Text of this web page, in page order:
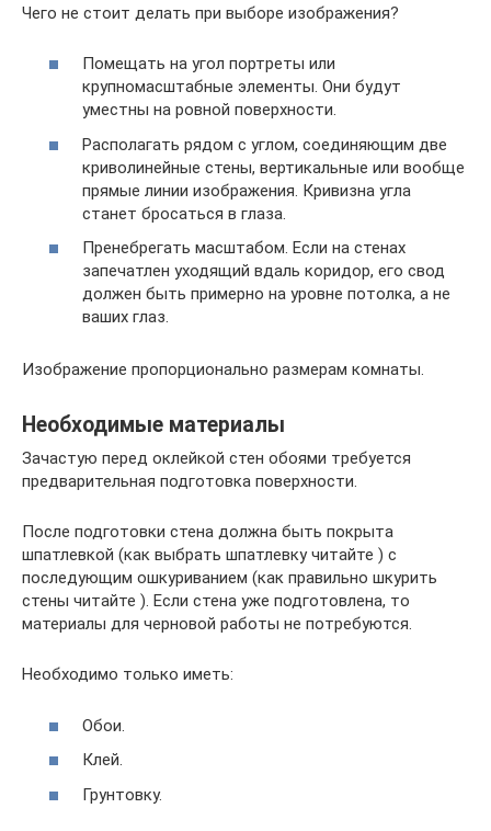
Чего не стоит делать при выборе изображения?
Помещать на угол портреты или
крупномасштабные элементы. Они будут
уместны на ровной поверхности.
Располагать рядом с углом, соединяющим две
криволинейные стены, вертикальные или вообще
прямые линии изображения. Кривизна угла
станет бросаться в глаза.
Пренебрегать масштабом. Если на стенах
запечатлен уходящий вдаль коридор, его свод
должен быть примерно на уровне потолка, а не
ваших глаз.
Изображение пропорционально размерам комнаты.
Необходимые материалы
Зачастую перед оклейкой стен обоями требуется
предварительная подготовка поверхности.
После подготовки стена должна быть покрыта
шпатлевкой (как выбрать шпатлевку читайте ) с
последующим ошкуриванием (как правильно шкурить
стены читайте ). Если стена уже подготовлена, то
материалы для черновой работы не потребуются.
Необходимо только иметь:
Обои.
Клей.
Грунтовку.